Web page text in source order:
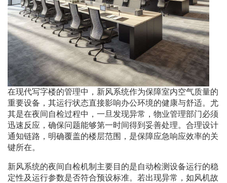
在现代写字楼的管理中，新风系统作为保障室内空气质量的
重要设备，其运行状态直接影响办公环境的健康与舒适。尤
其是在夜间自检过程中，一旦发现异常，物业管理部门必须
迅速反应，确保问题能够第一时间得到妥善处理。合理设计
通知链路，明确覆盖的楼层范围，是保障应急响应效率的关
键所在。
新风系统的夜间自检机制主要目的是自动检测设备运行的稳
定性及运行参数是否符合预设标准。若出现异常，如风机故